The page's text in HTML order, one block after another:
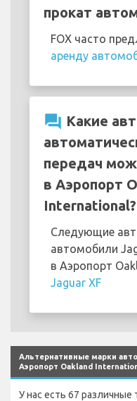
прокат
FOX часто
аренду
question_answer Какие
передач
в Аэропорт
International?
Следующие
автомобили
в Аэропорт
Jaguar XF
Альтернативные марки
Аэропорт Oakland
У нас есть 67